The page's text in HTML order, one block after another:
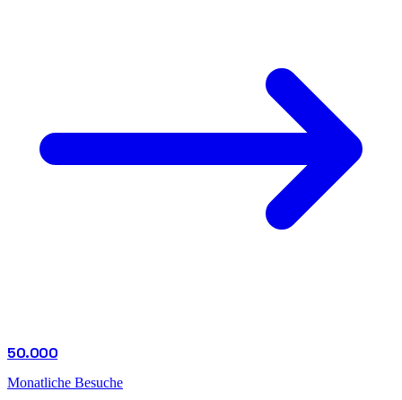
50.000
Monatliche Besuche